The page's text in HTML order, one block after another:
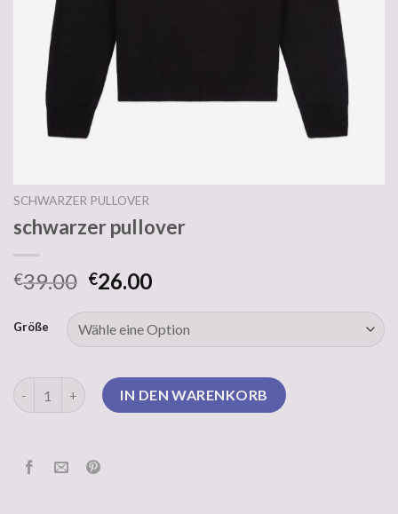
SCHWARZER PULLOVER
schwarzer pullover
€39.00 €26.00
Größe
schwarzer pullover MengeIN DEN WARENKORB